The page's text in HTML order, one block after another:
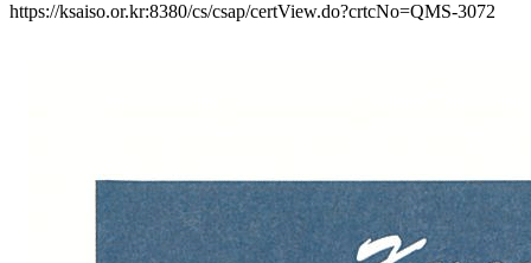
https://ksaiso.or.kr:8380/cs/csap/certView.do?crtcNo=QMS-3072